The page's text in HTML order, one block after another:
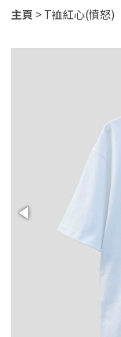
主頁 T裇紅心(憤怒)